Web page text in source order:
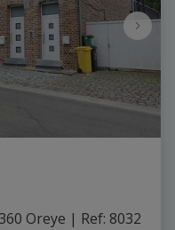
Oreye | Ref: 8032